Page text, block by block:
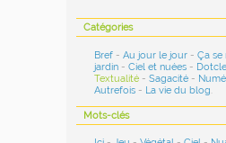
Catégories
Bref -Au jour le jour -Ça se
jardin -Ciel et nuées -
Textualité -Sagacité -
Autrefois - La vie du blog.
Mots-clés